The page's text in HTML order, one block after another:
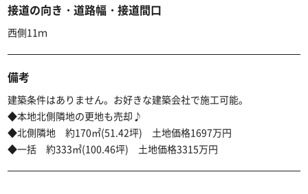
接道の向き・道路幅・接道間口
西側11ｍ
備考
建築条件はありません。お好きな建築会社で施工可能。
◆本地北側隣地の更地も売却♪
◆北側隣地 約170㎡(51.42坪) 土地価格1697万円
◆一括 約333㎡(100.46坪) 土地価格3315万円